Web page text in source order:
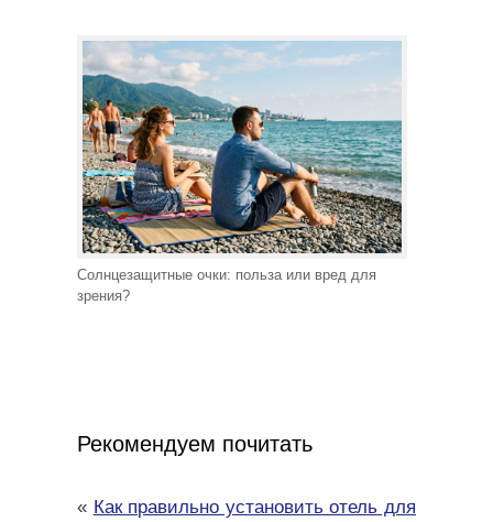
Солнцезащитные очки: польза или вред для
зрения?
Рекомендуем почитать
« Как правильно установить отель для